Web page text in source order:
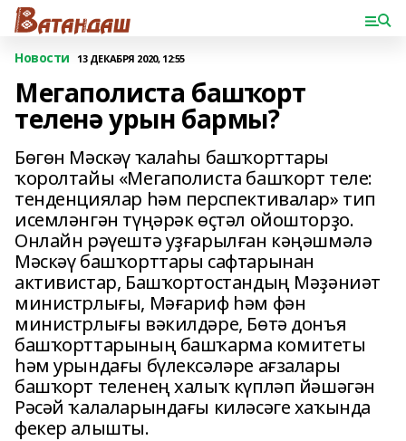
Новости 13 ДЕКАБРЯ 2020, 12:55
Мегаполиста башҡорт
теленә урын бармы?
Бөгөн Мәскәү ҡалаһы башҡорттары
ҡоролтайы «Мегаполиста башҡорт теле:
тенденциялар һәм перспективалар» тип
исемләнгән түңәрәк өҫтәл ойошторҙо.
Онлайн рәүештә уҙғарылған кәңәшмәлә
Мәскәү башҡорттары сафтарынан
активистар, Башҡортостандың Мәҙәниәт
министрлығы, Мәғариф һәм фән
министрлығы вәкилдәре, Бөтә донъя
башҡорттарының башҡарма комитеты
һәм урындағы бүлексәләре ағзалары
башҡорт теленең халыҡ күпләп йәшәгән
Рәсәй ҡалаларындағы киләсәге хаҡында
фекер алышты.